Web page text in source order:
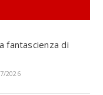
fantascienza di
2026